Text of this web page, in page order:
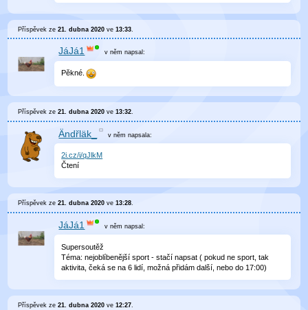
Příspěvek ze21. dubna 2020 ve13:33
JáJá1 v něm napsal:
Pěkné.
Příspěvek ze21. dubna 2020 ve13:32
Ändřläk_ v němnapsala:
2i.cz/i/qJlkM
Čtení
Příspěvek ze21. dubna 2020 ve13:28.
JáJá1 v něm napsal:
Supersoutěž
Téma: nejoblíbenější sport - stačí napsat ( pokud ne sport, tak
aktivita, čeká se na 6 lidí, možná přidám další, nebo do 17:00)
Příspěvek ze21. dubna 2020 ve12:27